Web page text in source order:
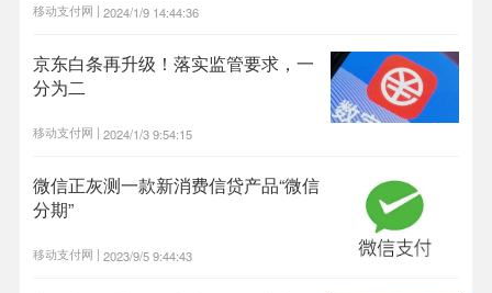
移动支付网 |2024/1/9 14:44:36
京东白条再升级！落实监管要求，一
分为二
移动支付网 |2024/1/3 9:54:15
微信正灰测一款新消费信贷产品“微信
分期”
移动支付网 |2023/9/5 9:44:43